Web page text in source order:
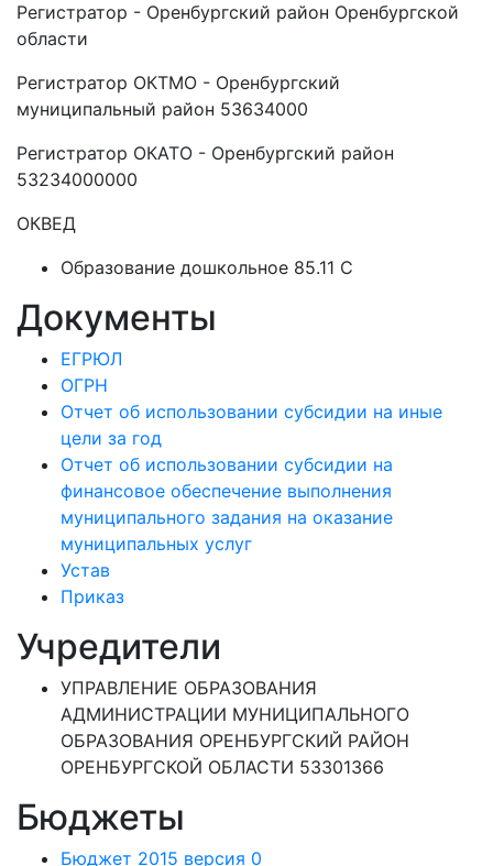
Регистратор - Оренбургский район Оренбургской
области
Регистратор ОКТМО - Оренбургский
муниципальный район 53634000
Регистратор ОКАТО - Оренбургский район
53234000000
ОКВЕД
Образование дошкольное 85.11 C
Документы
ЕГРЮЛ
ОГРН
Отчет об использовании субсидии на иные
цели за год
Отчет об использовании субсидии на
финансовое обеспечение выполнения
муниципального задания на оказание
муниципальных услуг
Устав
Приказ
Учредители
УПРАВЛЕНИЕ ОБРАЗОВАНИЯ
АДМИНИСТРАЦИИ МУНИЦИПАЛЬНОГО
ОБРАЗОВАНИЯ ОРЕНБУРГСКИЙ РАЙОН
ОРЕНБУРГСКОЙ ОБЛАСТИ 53301366
Бюджеты
Бюджет 2015 версия 0